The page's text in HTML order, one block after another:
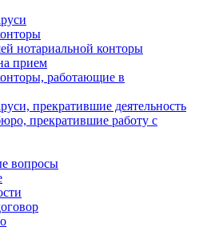
нотариальной конторы
прием
работающие в
прекратившие деятельность
прекратившие работу с
вопросы